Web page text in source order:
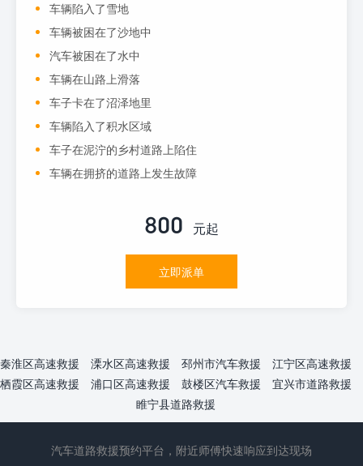
车辆陷入了雪地
车辆被困在了沙地中
汽车被困在了水中
车辆在山路上滑落
车子卡在了沼泽地里
车辆陷入了积水区域
车子在泥泞的乡村道路上陷住
车辆在拥挤的道路上发生故障
800 元起
立即派单
秦淮区高速救援 溧水区高速救援 邳州市汽车救援
江宁区高速救援
栖霞区高速救援
浦口区高速救援 鼓楼区汽车救援
宜兴市道路救援
睢宁县道路救援
汽车道路救援预约平台，附近师傅快速响应到达现场